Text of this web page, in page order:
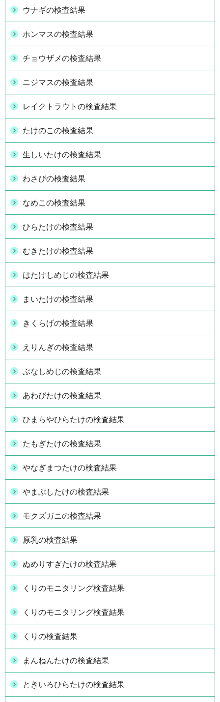
ウナギの検査結果
ホンマスの検査結果
チョウザメの検査結果
ニジマスの検査結果
レイクトラウトの検査結果
たけのこの検査結果
生しいたけの検査結果
わさびの検査結果
なめこの検査結果
ひらたけの検査結果
むきたけの検査結果
はたけしめじの検査結果
まいたけの検査結果
きくらげの検査結果
えりんぎの検査結果
ぶなしめじの検査結果
あわびたけの検査結果
ひまらやひらたけの検査結果
たもぎたけの検査結果
やなぎまつたけの検査結果
やまぶしたけの検査結果
モクズガニの検査結果
原乳の検査結果
ぬめりすぎたけの検査結果
くりのモニタリング検査結果
くりのモニタリング検査結果
くりの検査結果
まんねんたけの検査結果
ときいろひらたけの検査結果